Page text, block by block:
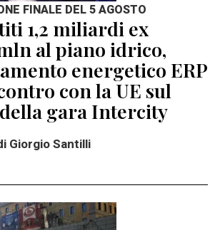
FINALE DEL 5 AGOSTO
1,2 miliardi ex
al piano idrico,
energetico ERP
con la UE sul
gara Intercity
Giorgio Santilli